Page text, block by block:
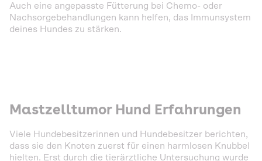
Auch eine angepasste Fütterung bei Chemo- oder
Nachsorgebehandlungen kann helfen, das Immunsystem
deines Hundes zu stärken.
Mastzelltumor Hund Erfahrungen
Viele Hundebesitzerinnen und Hundebesitzer berichten,
dass sie den Knoten zuerst für einen harmlosen Knubbel
hielten. Erst durch die tierärztliche Untersuchung wurde